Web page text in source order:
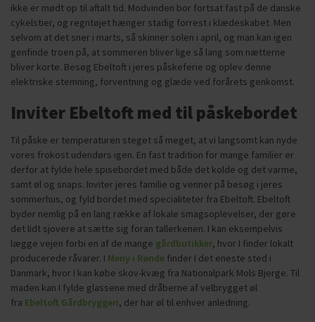
ikke er mødt op til aftalt tid. Modvinden bor fortsat fast på de danske
cykelstier, og regntøjet hænger stadig forrest i klædeskabet. Men
selvom at det sner i marts, så skinner solen i april, og man kan igen
genfinde troen på, at sommeren bliver lige så lang som nætterne
bliver korte. Besøg Ebeltoft i jeres påskeferie og oplev denne
elektriske stemning, forventning og glæde ved forårets genkomst.
Inviter Ebeltoft med til påskebordet
Til påske er temperaturen steget så meget, at vi langsomt kan nyde
vores frokost udendørs igen. En fast tradition for mange familier er
derfor at fylde hele spisebordet med både det kolde og det varme,
samt øl og snaps. Inviter jeres familie og venner på besøg i jeres
sommerhus, og fyld bordet med specialiteter fra Ebeltoft. Ebeltoft
byder nemlig på en lang række af lokale smagsoplevelser, der gøre
det lidt sjovere at sætte sig foran tallerkenen. I kan eksempelvis
lægge vejen forbi en af de mange gårdbutikker, hvor I finder lokalt
producerede råvarer. I Meny i Rønde finder I det eneste sted i
Danmark, hvor I kan købe skov-kvæg fra Nationalpark Mols Bjerge. Til
maden kan I fylde glassene med dråberne af velbrygget øl
fra Ebeltoft Gårdbryggeri, der har øl til enhver anledning.